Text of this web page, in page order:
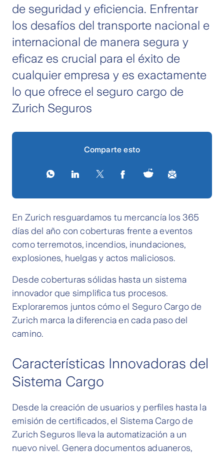
de seguridad y eficiencia. Enfrentar
los desafíos del transporte nacional e
internacional de manera segura y
eficaz es crucial para el éxito de
cualquier empresa y es exactamente
lo que ofrece el seguro cargo de
Zurich Seguros
Comparte esto
En Zurich resguardamos tu mercancía los 365
días del año con coberturas frente a eventos
como terremotos, incendios, inundaciones,
explosiones, huelgas y actos maliciosos.
Desde coberturas sólidas hasta un sistema
innovador que simplifica tus procesos.
Exploraremos juntos cómo el Seguro Cargo de
Zurich marca la diferencia en cada paso del
camino.
Características Innovadoras del
Sistema Cargo
Desde la creación de usuarios y perfiles hasta la
emisión de certificados, el Sistema Cargo de
Zurich Seguros lleva la automatización a un
nuevo nivel. Genera documentos aduaneros,